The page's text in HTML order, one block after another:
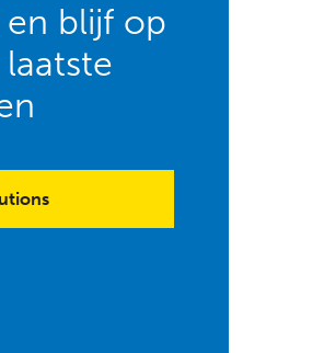
blijf op